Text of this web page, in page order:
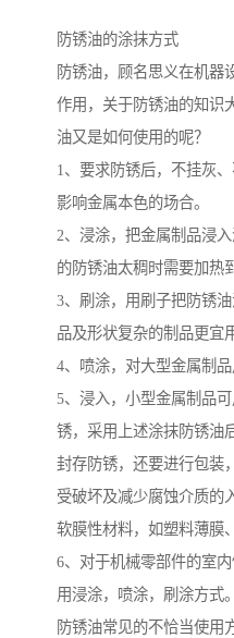
防锈油的涂抹方式
防锈油，顾名思义在机器
作用，关于防锈油的知识
油又是如何使用的呢？
1、要求防锈后，不挂灰
影响金属本色的场合。
2、浸涂，把金属制品浸
的防锈油太稠时需要加热
3、刷涂，用刷子把防锈
品及形状复杂的制品更宜
4、喷涂，对大型金属制
5、浸入，小型金属制品
锈，采用上述涂抹防锈油
封存防锈，还要进行包装
受破坏及减少腐蚀介质的
软膜性材料，如塑料薄膜
6、对于机械零部件的室
用浸涂，喷涂，刷涂方式。
防锈油常见的不恰当使用